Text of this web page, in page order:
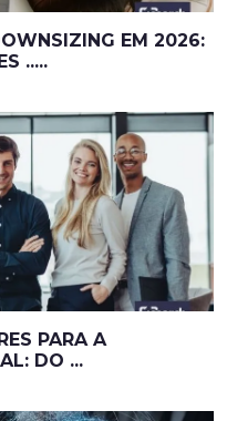
EM 2026:
.....
PARA A
DO ...